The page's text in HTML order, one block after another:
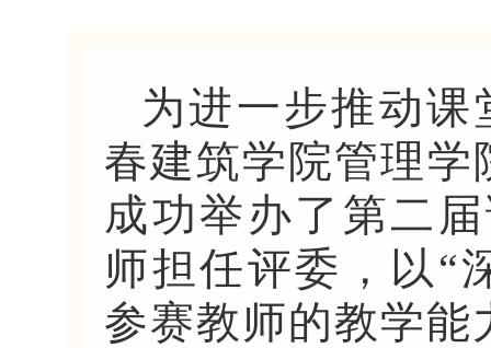
为进一步推动
春建筑学院管理学
成功举办了第二
师担任评委，以“
参赛教师的教学能